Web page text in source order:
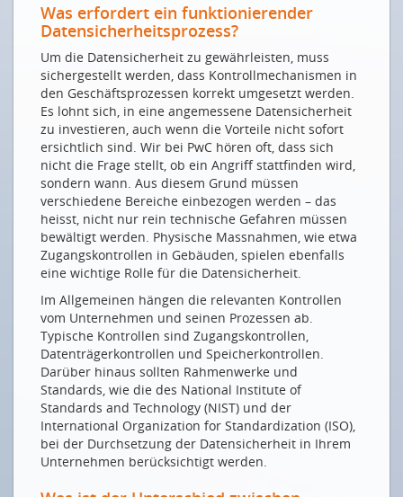
Datenbasierte Innovation für lebenswerte Städte
DATEN IN DER FERTIGUNG
International vernetzte Kaffeemaschinen
DATEN IM SERVICE-BEREICH
Ökologischer & wirtschaftlicher Nutzen mit
industriellen Smart Services
DATENNUTZUNG IN DER GEBÄUDEANIMATION
Über den Tellerrand hinausgeschaut
DATEN IN DER MOBILITÄT
Weniger allein
ICT-NETZWORKINGPARTY 2024
The Best of Both Worlds
Drucken
Impressum
Was erfordert ein funktionierender
Datensicherheitsprozess?
Um die Datensicherheit zu gewährleisten, muss
sichergestellt werden, dass Kontrollmechanismen in
den Geschäftsprozessen korrekt umgesetzt werden.
Es lohnt sich, in eine angemessene Datensicherheit
zu investieren, auch wenn die Vorteile nicht sofort
ersichtlich sind. Wir bei PwC hören oft, dass sich
nicht die Frage stellt, ob ein Angriff stattfinden wird,
sondern wann. Aus diesem Grund müssen
verschiedene Bereiche einbezogen werden – das
heisst, nicht nur rein technische Gefahren müssen
bewältigt werden. Physische Massnahmen, wie etwa
Zugangskontrollen in Gebäuden, spielen ebenfalls
eine wichtige Rolle für die Datensicherheit.
Im Allgemeinen hängen die relevanten Kontrollen
vom Unternehmen und seinen Prozessen ab.
Typische Kontrollen sind Zugangskontrollen,
Datenträgerkontrollen und Speicherkontrollen.
Darüber hinaus sollten Rahmenwerke und
Standards, wie die des National Institute of
Standards and Technology (NIST) und der
International Organization for Standardization (ISO),
bei der Durchsetzung der Datensicherheit in Ihrem
Unternehmen berücksichtigt werden.